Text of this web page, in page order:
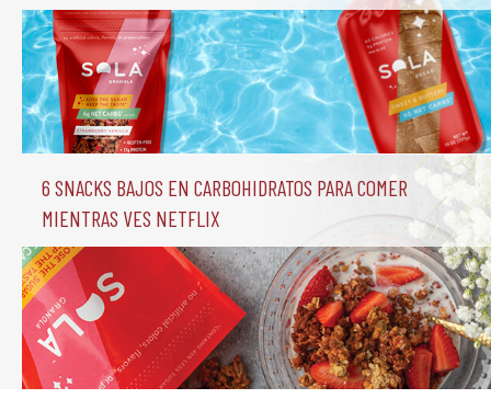
6 Snacks Bajos en Carbohidratos para comer
mientras ves Netflix